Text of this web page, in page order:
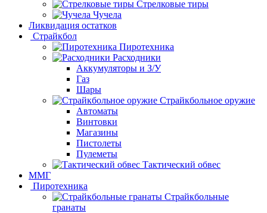
Стрелковые тиры
Чучела
Ликвидация остатков
Страйкбол
Пиротехника
Расходники
Аккумуляторы и З/У
Газ
Шары
Страйкбольное оружие
Автоматы
Винтовки
Магазины
Пистолеты
Пулеметы
Тактический обвес
ММГ
Пиротехника
Страйкбольные
гранаты